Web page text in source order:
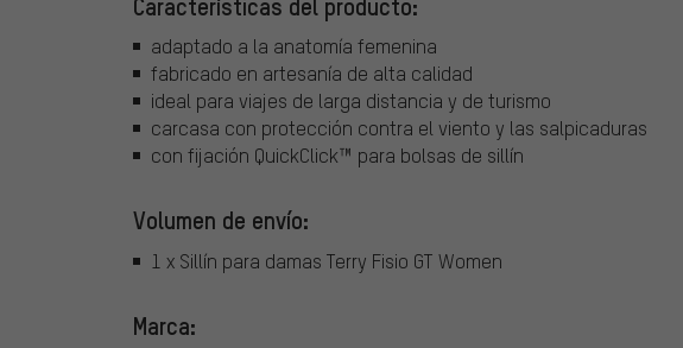
adaptado a la anatomía femenina
fabricado en artesanía de alta calidad
ideal para viajes de larga distancia y de turismo
carcasa con protección contra el viento y las salpicaduras
con fijación QuickClick™ para bolsas de sillín
Volumen de envío:
1 x Sillín para damas Terry Fisio GT Women
Marca: